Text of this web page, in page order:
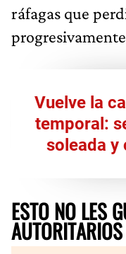
ráfagas que
Vuelve la
temporal:
soleada y
ESTO NO LES
AUTORITARIOS